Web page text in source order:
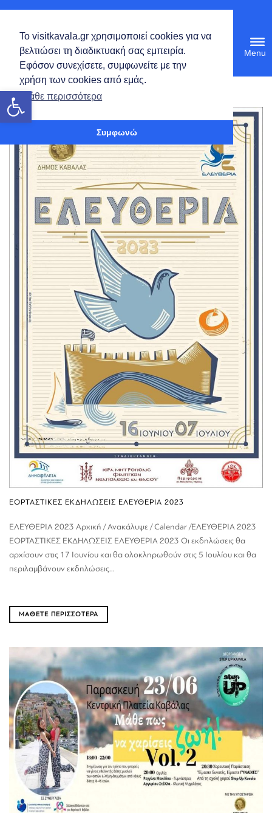
Το visitkavala.gr χρησιμοποιεί cookies για να
βελτιώσει τη διαδικτυακή σας εμπειρία.
Εφόσον συνεχίσετε, συμφωνείτε με την
χρήση των cookies από εμάς.
Μάθε περισσότερα
Συμφωνώ
Ανοίξτε τη γραμμή εργαλείων
ΕΟΡΤΑΣΤΙΚΕΣ ΕΚΔΗΛΩΣΕΙΣ ΕΛΕΥΘΕΡΙΑ 2023
ΕΛΕΥΘΕΡΙΑ 2023 Αρχική / Ανακάλυψε / Calendar /ΕΛΕΥΘΕΡΙΑ 2023
ΕΟΡΤΑΣΤΙΚΕΣ ΕΚΔΗΛΩΣΕΙΣ ΕΛΕΥΘΕΡΙΑ 2023 Οι εκδηλώσεις θα
αρχίσουν στις 17 Ιουνίου και θα ολοκληρωθούν στις 5 Ιουλίου και θα
περιλαμβάνουν εκδηλώσεις...
ΜΑΘΕΤΕ ΠΕΡΙΣΣΟΤΕΡΑ